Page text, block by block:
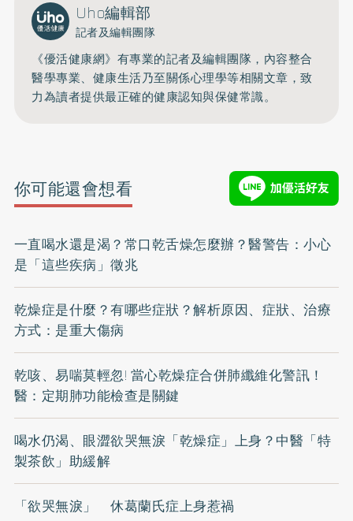
Uho編輯部
記者及編輯團隊
《優活健康網》有專業的記者及編輯團隊，內容整合
醫學專業、健康生活乃至關係心理學等相關文章，致
力為讀者提供最正確的健康認知與保健常識。
你可能還會想看
一直喝水還是渴？常口乾舌燥怎麼辦？醫警告：小心
是「這些疾病」徵兆
乾燥症是什麼？有哪些症狀？解析原因、症狀、治療
方式：是重大傷病
乾咳、易喘莫輕忽! 當心乾燥症合併肺纖維化警訊！
醫：定期肺功能檢查是關鍵
喝水仍渴、眼澀欲哭無淚「乾燥症」上身？中醫「特
製茶飲」助緩解
「欲哭無淚」 休葛蘭氏症上身惹禍